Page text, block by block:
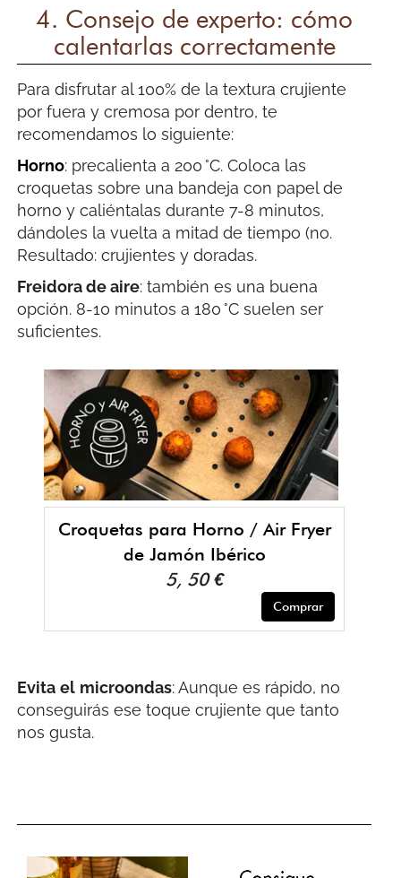
4. Consejo de experto: cómo
calentarlas correctamente
Para disfrutar al 100% de la textura crujiente
por fuera y cremosa por dentro, te
recomendamos lo siguiente:
Horno: precalienta a 200 °C. Coloca las
croquetas sobre una bandeja con papel de
horno y caliéntalas durante 7-8 minutos,
dándoles la vuelta a mitad de tiempo (no.
Resultado: crujientes y doradas.
Freidora de aire: también es una buena
opción. 8-10 minutos a 180 °C suelen ser
suficientes.
Croquetas para Horno / Air Fryer
de Jamón Ibérico
5, 50 €
Comprar
Evita el microondas: Aunque es rápido, no
conseguirás ese toque crujiente que tanto
nos gusta.